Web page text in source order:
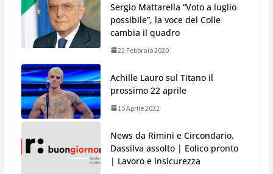
Sergio Mattarella “Voto a luglio
possibile”, la voce del Colle
cambia il quadro
22 Febbraio 2020
Achille Lauro sul Titano il
prossimo 22 aprile
15 Aprile 2022
News da Rimini e Circondario.
Dassilva assolto | Eolico pronto
| Lavoro e insicurezza